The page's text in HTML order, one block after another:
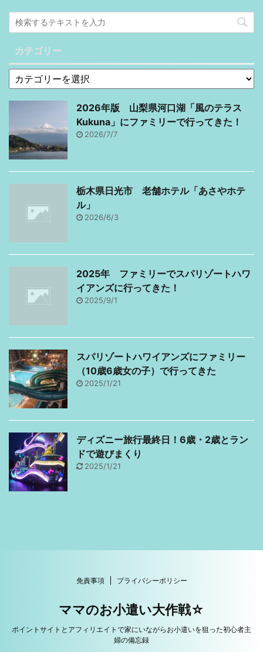
腹もいっぱい！ そう言え
ば、夕食は頑張ってスマ
ホで写真 ...
～～。 大人になってから
は横になるのが大の大好
スパに水族館みたいなの
があった気がするんです
よね。気のせいかな…。
今回は龍宮城旅行の模様
をお届けしたいと思いま
す。一応母なので母目線
重視で書いていきますの
で参考にしてくださいね
♪ 子供がお気に入りのホ
テル三日月 龍宮城に行
くよ。まずは準備編！ 去
ですけど、上の子のリク
エストで今年も行くこと
になりました。子 ...
カテゴリー
2026年版 山梨県河口湖「風のテラス
Kukuna」にファミリーで行ってきた！
2026/7/7
栃木県日光市 老舗ホテル「あさやホテ
ル」
2026/6/3
2025年 ファミリーでスパリゾートハワ
イアンズに行ってきた！
2025/9/1
スパリゾートハワイアンズにファミリー
（10歳6歳女の子）で行ってきた
2025/1/21
ディズニー旅行最終日！6歳・2歳とラン
ドで遊びまくり
2025/1/21
免責事項 プライバシーポリシー
ママのお小遣い大作戦☆
ポイントサイトとアフィリエイトで家にいながらお小遣いを狙った初心者主
婦の備忘録